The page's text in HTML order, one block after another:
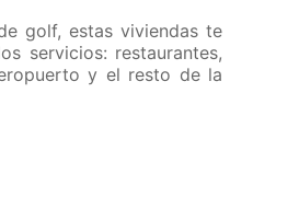
golf, estas viviendas te
servicios: restaurantes,
y el resto de la